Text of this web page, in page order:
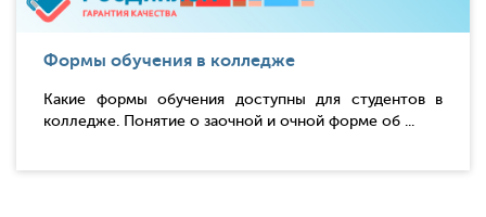
Формы обучения в колледже
Какие формы обучения доступны для студентов в
колледже. Понятие о заочной и очной форме об ...